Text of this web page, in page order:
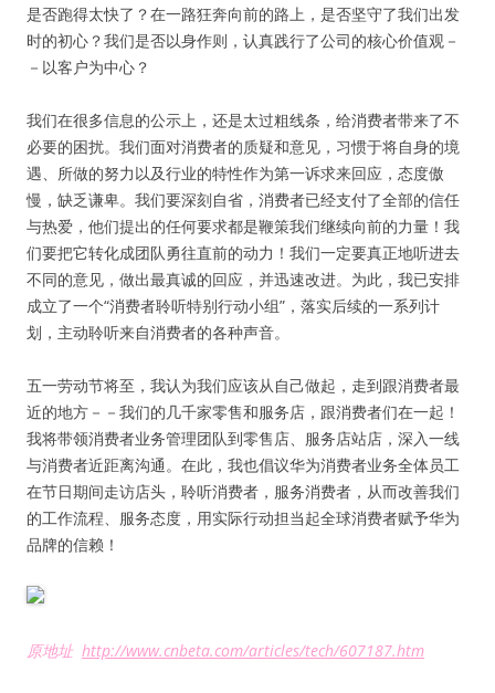
是否跑得太快了？在一路狂奔向前的路上，是否坚守了我们出发
时的初心？我们是否以身作则，认真践行了公司的核心价值观－
－以客户为中心？
我们在很多信息的公示上，还是太过粗线条，给消费者带来了不
必要的困扰。我们面对消费者的质疑和意见，习惯于将自身的境
遇、所做的努力以及行业的特性作为第一诉求来回应，态度傲
慢，缺乏谦卑。我们要深刻自省，消费者已经支付了全部的信任
与热爱，他们提出的任何要求都是鞭策我们继续向前的力量！我
们要把它转化成团队勇往直前的动力！我们一定要真正地听进去
不同的意见，做出最真诚的回应，并迅速改进。为此，我已安排
成立了一个“消费者聆听特别行动小组”，落实后续的一系列计
划，主动聆听来自消费者的各种声音。
五一劳动节将至，我认为我们应该从自己做起，走到跟消费者最
近的地方－－我们的几千家零售和服务店，跟消费者们在一起！
我将带领消费者业务管理团队到零售店、服务店站店，深入一线
与消费者近距离沟通。在此，我也倡议华为消费者业务全体员工
在节日期间走访店头，聆听消费者，服务消费者，从而改善我们
的工作流程、服务态度，用实际行动担当起全球消费者赋予华为
品牌的信赖！
原地址 http://www.cnbeta.com/articles/tech/607187.htm